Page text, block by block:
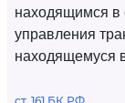
находящимся в
управления
находящемуся